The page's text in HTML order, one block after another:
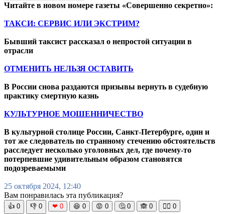
Читайте в новом номере газеты «Совершенно секретно»:
ТАКСИ: СЕРВИС ИЛИ ЭКСТРИМ?
Бывший таксист рассказал о непростой ситуации в
отрасли
ОТМЕНИТЬ НЕЛЬЗЯ ОСТАВИТЬ
В России снова раздаются призывы вернуть в судебную
практику смертную казнь
КУЛЬТУРНОЕ МОШЕННИЧЕСТВО
В культурной столице России, Санкт-Петербурге, один и
тот же следователь по странному стечению обстоятельств
расследует несколько уголовных дел, где почему-то
потерпевшие удивительным образом становятся
подозреваемыми
25 октября 2024, 12:40
Вам понравилась эта публикация?
👍 0 👎 0 ❤ 0 😆 0 😡 0 🤔 0 🙈 0 🧘‍♀️ 0